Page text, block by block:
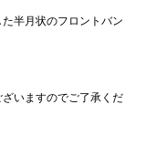
半月状のフロントバン
いますのでご了承くだ